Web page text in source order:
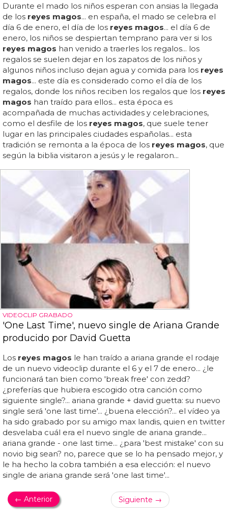
Durante el mado los niños esperan con ansias la llegada
de los reyes magos... en españa, el mado se celebra el
día 6 de enero, el día de los reyes magos... el día 6 de
enero, los niños se despiertan temprano para ver si los
reyes magos han venido a traerles los regalos... los
regalos se suelen dejar en los zapatos de los niños y
algunos niños incluso dejan agua y comida para los reyes
magos... este día es considerado como el día de los
regalos, donde los niños reciben los regalos que los reyes
magos han traído para ellos... esta época es
acompañada de muchas actividades y celebraciones,
como el desfile de los reyes magos, que suele tener
lugar en las principales ciudades españolas... esta
tradición se remonta a la época de los reyes magos, que
según la biblia visitaron a jesús y le regalaron...
VIDEOCLIP GRABADO
'One Last Time', nuevo single de Ariana Grande
producido por David Guetta
Los reyes magos le han traído a ariana grande el rodaje
de un nuevo videoclip durante el 6 y el 7 de enero... ¿le
funcionará tan bien como 'break free' con zedd?
¿preferías que hubiera escogido otra canción como
siguiente single?... ariana grande + david guetta: su nuevo
single será 'one last time'... ¿buena elección?... el vídeo ya
ha sido grabado por su amigo max landis, quien en twitter
desvelaba cuál era el nuevo single de ariana grande...
ariana grande - one last time... ¿para 'best mistake' con su
novio big sean? no, parece que se lo ha pensado mejor, y
le ha hecho la cobra también a esa elección: el nuevo
single de ariana grande será 'one last time'...
← Anterior Siguiente →